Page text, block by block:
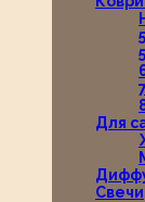
Для
Свечи